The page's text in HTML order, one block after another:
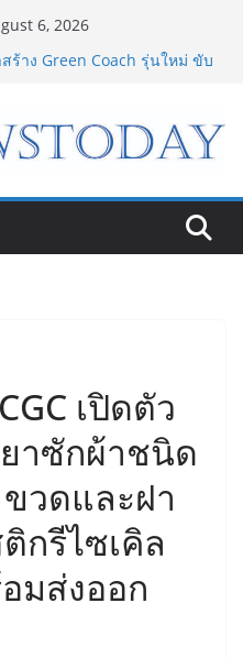
6, 2026
ร้าง Green Coach รุ่นใหม่ ขับ
ตอกย้ำผู้นำตลาดน้ำผลไม้
ผู้บริโภค 8 ปีซ้อน
บมัธยมในประเทศจีน
และ Authorized
นไทย สร้าง Community แห่ง
เปิดตัว
าซักผ้าชนิด
ขวดและฝา
กรีไซเคิล
มส่งออก